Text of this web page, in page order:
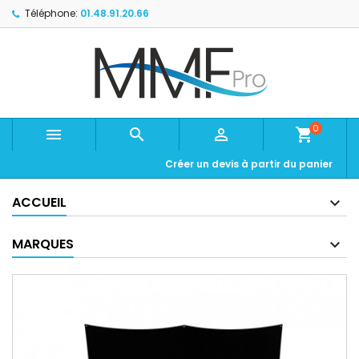
Téléphone: 01.48.91.20.66
   shopping_cart0
Créer un devis à partir du panier
ACCUEIL
MARQUES